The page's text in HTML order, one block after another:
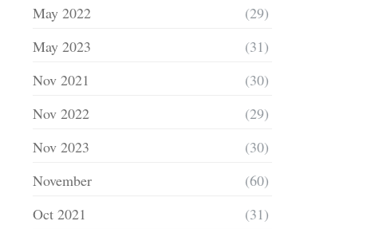
May 2022
(29)
May 2023
(31)
Nov 2021
(30)
Nov 2022
(29)
Nov 2023
(30)
November
(60)
Oct 2021
(31)